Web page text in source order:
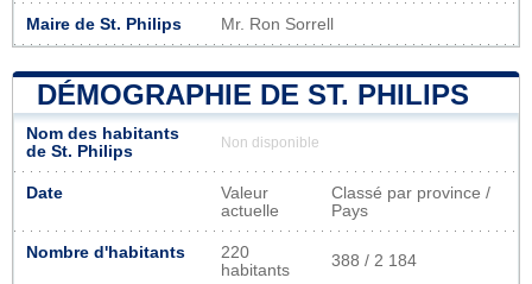
Maire de St. Philips Mr. Ron Sorrell
DÉMOGRAPHIE DE ST. PHILIPS
Nom des habitants
de St. Philips
Non disponible
Date
Valeur
actuelle
Classé par province /
Pays
Nombre d'habitants
220
habitants
388 / 2 184